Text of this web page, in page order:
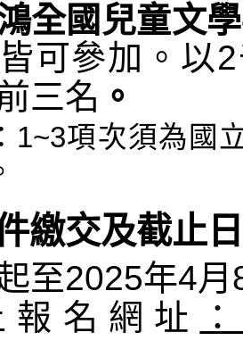
全國兒童文
可參加。以
三名 。
1~3項次須為國
繳交及截止
至2025年4月
報名網址